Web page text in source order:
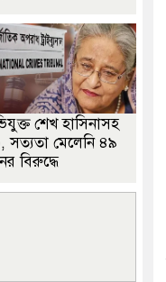
শেখ হাসিনাসহ
সত্যতা মেলেনি ৪৯
বিরুদ্ধে